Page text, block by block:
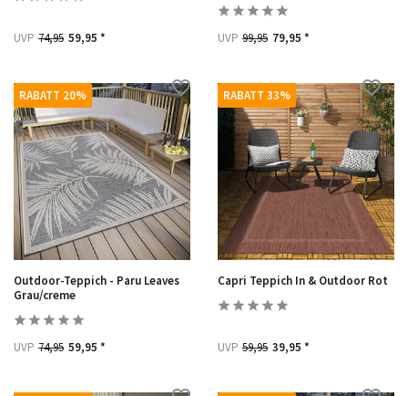
UVP 74,95 59,95 * UVP 99,95 79,95 *
RABATT 20%
Outdoor-Teppich - Paru Leaves
Grau/creme
UVP 74,95 59,95 *
RABATT 33%
Capri Teppich In & Outdoor Rot
UVP 59,95 39,95 *